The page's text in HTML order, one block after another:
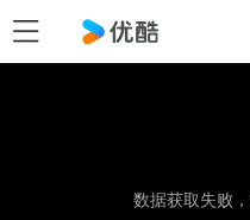
数据获取失败